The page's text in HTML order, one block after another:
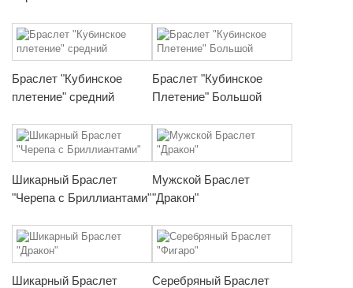
Браслет "Кубинское
плетение" средний
Браслет "Кубинское
Плетение" Большой
Шикарный Браслет
"Черепа с Бриллиантами"
Мужской Браслет
"Дракон"
Шикарный Браслет
Серебряный Браслет